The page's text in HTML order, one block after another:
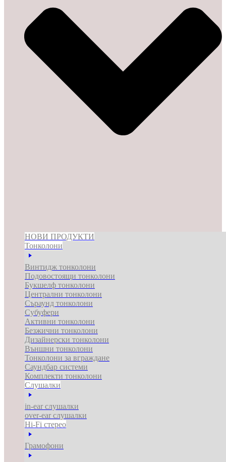
НОВИ ПРОДУКТИ
Тонколони
Винтидж тонколони
Подовостоящи тонколони
Букшелф тонколони
Централни тонколони
Съраунд тонколони
Субуфери
Активни тонколони
Безжични тонколони
Дизайнерски тонколони
Външни тонколони
Тонколони за вграждане
Саундбар системи
Комплекти тонколони
Слушалки
in-ear слушалки
over-ear слушалки
Hi-Fi стерео
Грамофони